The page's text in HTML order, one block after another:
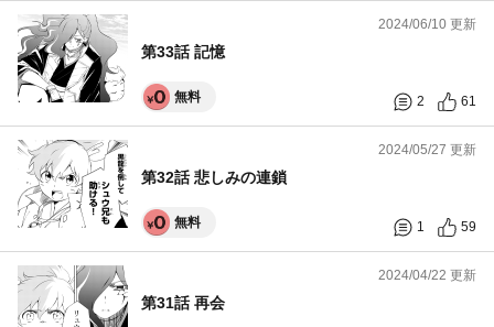
2024/06/10 更新
第33話 記憶
無料 2 61
2024/05/27 更新
第32話 悲しみの連鎖
無料 1 59
2024/04/22 更新
第31話 再会